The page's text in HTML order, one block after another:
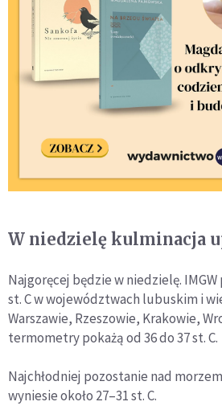
W niedzielę kulminacja
Najgoręcej będzie w niedzielę.
st. C w województwach lubuskim i
Warszawie, Rzeszowie, Krakowie,
termometry pokażą od 36 do 37 st. C.
Najchłodniej pozostanie nad
wyniesie około 27–31 st. C.